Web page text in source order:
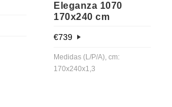
Eleganza 1070
170x240 cm
€739
Medidas (L/P/A), cm:
170x240x1,3